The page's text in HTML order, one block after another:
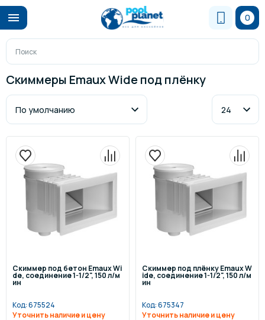
0
Скиммеры Emaux Wide под плёнку
Скиммер под бетон Emaux Wi
de, соединение 1-1/2", 150 л/м
ин
Код:675524
Уточнить наличие и цену
Скиммер под плёнку Emaux W
ide, соединение 1-1/2", 150 л/м
ин
Код:675347
Уточнить наличие и цену